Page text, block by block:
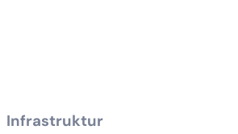
Infrastruktur